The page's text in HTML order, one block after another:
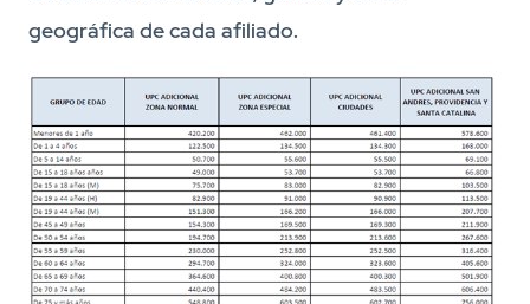
geográfica de cada afiliado.